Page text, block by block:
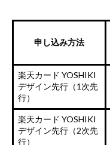
申し込み方法
楽天カード YOSHIKI
デザイン先行（1次先
行）
楽天カード YOSHIKI
デザイン先行（2次先
行）